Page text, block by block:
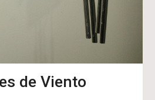
de Viento